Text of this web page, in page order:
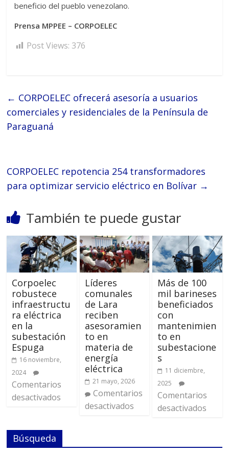
beneficio del pueblo venezolano.
Prensa MPPEE – CORPOELEC
Post Views: 376
← CORPOELEC ofrecerá asesoría a usuarios
comerciales y residenciales de la Península de
Paraguaná
CORPOELEC repotencia 254 transformadores
para optimizar servicio eléctrico en Bolívar →
También te puede gustar
Corpoelec
robustece
infraestructu
ra eléctrica
en la
subestación
Espuga
16 noviembre,
2024
Comentarios
desactivados
Líderes
comunales
de Lara
reciben
asesoramien
to en
materia de
energía
eléctrica
21 mayo, 2026
Comentarios
desactivados
Más de 100
mil barineses
beneficiados
con
mantenimien
to en
subestacione
s
11 diciembre,
2025
Comentarios
desactivados
Búsqueda